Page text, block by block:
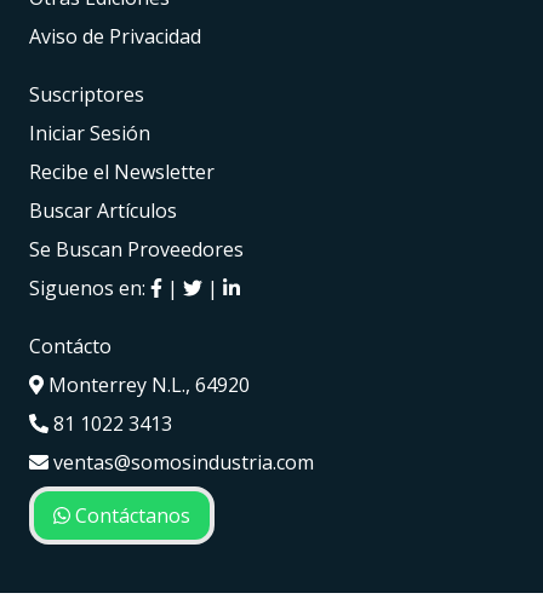
Aviso de Privacidad
Suscriptores
Iniciar Sesión
Recibe el Newsletter
Buscar Artículos
Se Buscan Proveedores
Siguenos en:
| |
Contácto
Monterrey N.L., 64920
81 1022 3413
ventas@somosindustria.com
Contáctanos